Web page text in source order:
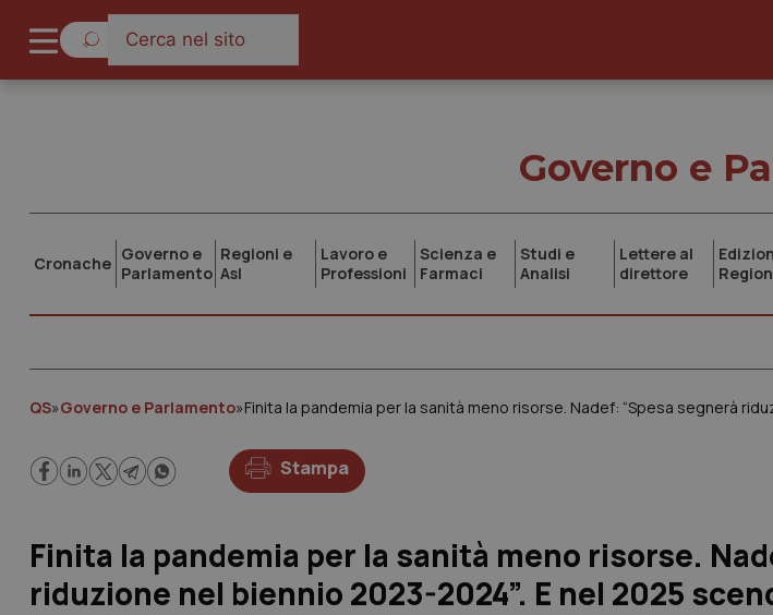
Governo e
Cronache Governo e
Parlamento
Regioni e
Asl
Lavoro e
Professioni
Scienza e
Farmaci
Studi e
Analisi
Lettere al
direttore
QS»Governo e Parlamento»
Stampa
Finita la pandemia per la sanità meno risorse.
riduzione nel biennio 2023-2024”. E nel 2025